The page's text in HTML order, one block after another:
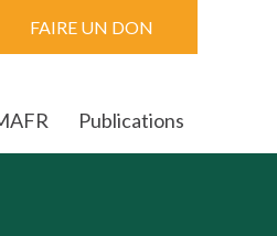
FAIRE UN DON
Publications